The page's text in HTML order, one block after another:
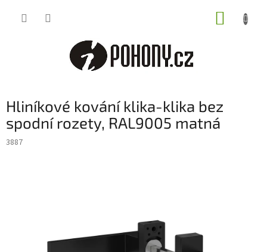
Hliníkové kování klika-klika bez
spodní rozety, RAL9005 matná
3887